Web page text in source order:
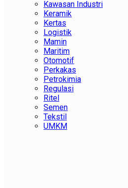
Kawasan Industri
Keramik
Kertas
Logistik
Mamin
Maritim
Otomotif
Perkakas
Petrokimia
Regulasi
Ritel
Semen
Tekstil
UMKM